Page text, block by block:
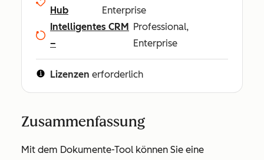
Hub
Enterprise
Intelligentes CRM
–
Professional,
Enterprise
Lizenzen erforderlich
Zusammenfassung
Mit dem Dokumente-Tool können Sie eine